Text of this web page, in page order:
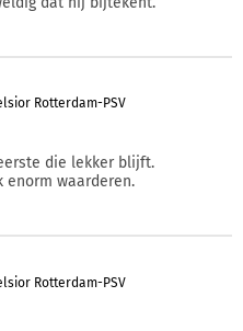
Rotterdam-PSV
die lekker blijft.
enorm waarderen.
Rotterdam-PSV